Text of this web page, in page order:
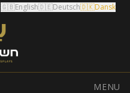
🇬🇧English🇩🇪Deutsch🇩🇰Dansk
MENU